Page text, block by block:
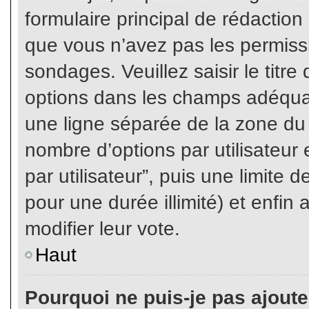
formulaire principal de
que vous n’avez pas les
sondages. Veuillez saisir le
options dans les champs
une ligne séparée de la zone
nombre d’options par
par utilisateur”, puis une limite
pour une durée illimité) et enfin
modifier leur vote.
Haut
Pourquoi ne puis-je pas